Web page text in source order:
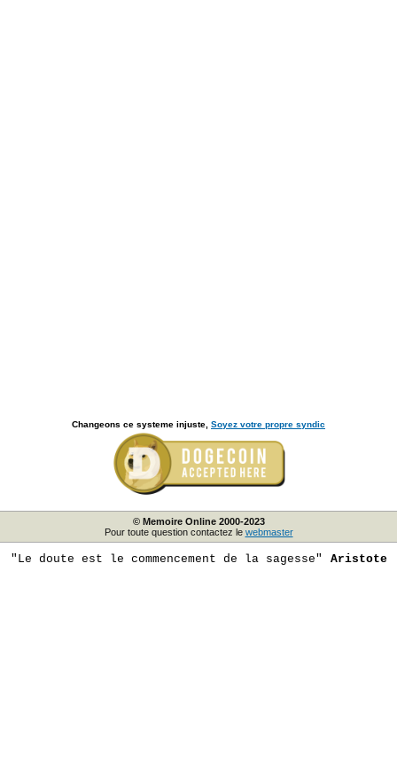
Changeons ce systeme injuste, Soyez votre propre syndic
© Memoire Online 2000-2023
Pour toute question contactez le webmaster
"Le doute est le commencement de la sagesse" Aristote